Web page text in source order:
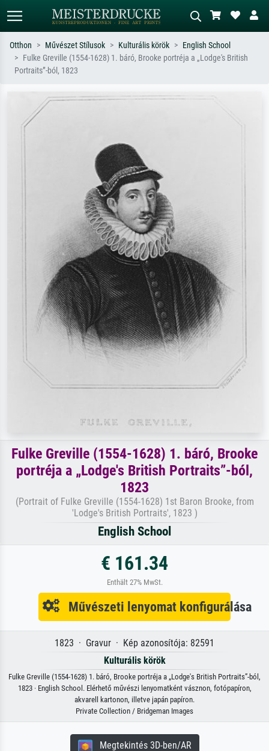
Alap keresés
szerint – pl. Monet, Csillagos éj,
impresszionizmus, Hokusai-hullám,
piros absztrakt, sötét olajkép, álló akt
Otthon Művészet Stílusok Kulturális körök
English School
Fulke Greville (1554-1628) 1. báró, Brooke portréja a „Lodge's British
Portraits”-ból, 1823
Fulke Greville (1554-1628) 1. báró, Brooke
portréja a „Lodge's British Portraits”-ból,
1823
(Portrait of Fulke Greville (1554-1628) 1st Baron Brooke, from
'Lodge's British Portraits', 1823 )
English School
€ 161.34
Enthält 27% MwSt.
Művészeti lenyomat konfigurálása
1823 · Gravur · Kép azonosítója: 82591
Kulturális körök
Fulke Greville (1554-1628) 1. báró, Brooke portréja a „Lodge's British Portraits”-ból,
1823 · English School. Elérhető művészi lenyomatként vásznon, fotópapíron,
akvarell kartonon, illetve japán papíron.
Private Collection / Bridgeman Images
Megtekintés 3D-ben/AR